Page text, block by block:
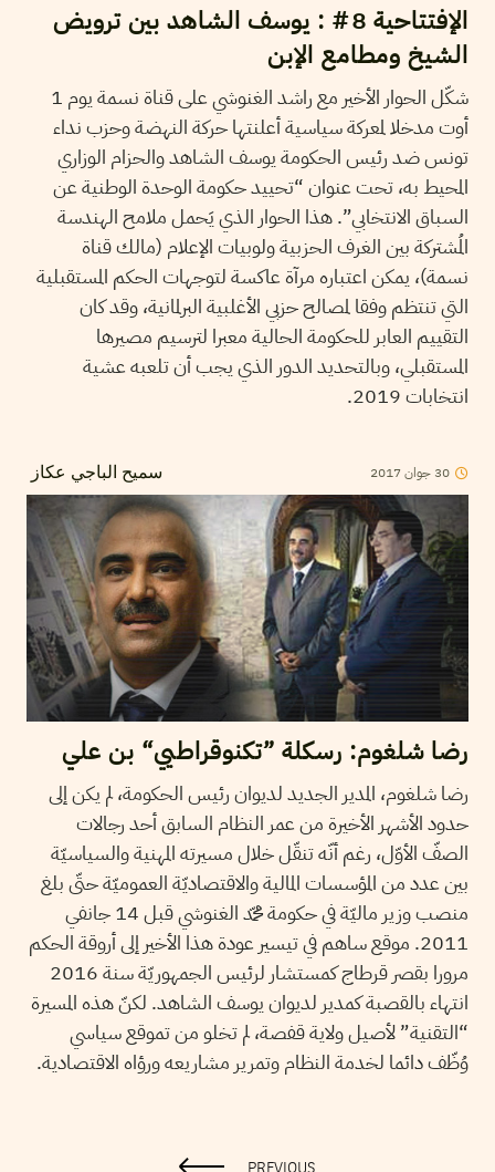
الإفتتاحية 8# : يوسف الشاهد بين ترويض
الشيخ ومطامع الإبن
شكّل الحوار الأخير مع راشد الغنوشي على قناة نسمة يوم 1
أوت مدخلا لمعركة سياسية أعلنتها حركة النهضة وحزب نداء
تونس ضد رئيس الحكومة يوسف الشاهد والحزام الوزاري
المحيط به، تحت عنوان “تحييد حكومة الوحدة الوطنية عن
السباق الانتخابي”. هذا الحوار الذي يَحمل ملامح الهندسة
المُشتركة بين الغرف الحزبية ولوبيات الإعلام (مالك قناة
نسمة)، يمكن اعتباره مرآة عاكسة لتوجهات الحكم المستقبلية
التي تنتظم وفقا لمصالح حزبي الأغلبية البرلمانية، وقد كان
التقييم العابر للحكومة الحالية معبرا لترسيم مصيرها
المستقبلي، وبالتحديد الدور الذي يجب أن تلعبه عشية
انتخابات 2019.
سميح الباجي عكاز 30 جوان2017
رضا شلغوم: رسكلة ”تكنوقراطيي“ بن علي
رضا شلغوم، المدير الجديد لديوان رئيس الحكومة، لم يكن إلى
حدود الأشهر الأخيرة من عمر النظام السابق أحد رجالات
الصفّ الأوّل، رغم أنّه تنقّل خلال مسيرته المهنية والسياسيّة
بين عدد من المؤسسات المالية والاقتصاديّة العموميّة حتّى بلغ
منصب وزير ماليّة في حكومة محمّد الغنوشي قبل 14 جانفي
2011. موقع ساهم في تيسير عودة هذا الأخير إلى أروقة الحكم
مرورا بقصر قرطاج كمستشار لرئيس الجمهوريّة سنة 2016
انتهاء بالقصبة كمدير لديوان يوسف الشاهد. لكنّ هذه المسيرة
“التقنية” لأصيل ولاية قفصة، لم تخلو من تموقع سياسي
وُظّف دائما لخدمة النظام وتمرير مشاريعه ورؤاه الاقتصادية.